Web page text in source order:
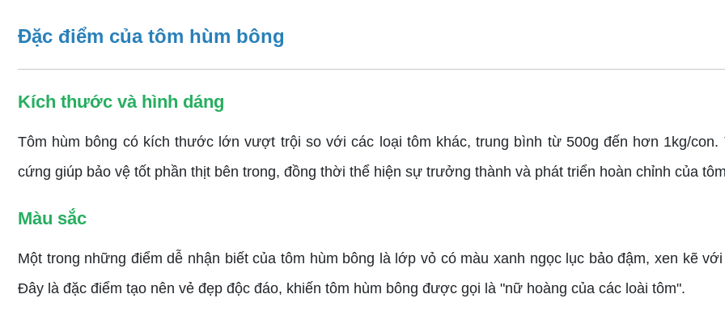
Đặc điểm của tôm hùm bông
Kích thước và hình dáng
Tôm hùm bông có kích thước lớn vượt trội so với các loại tôm khác, trung bình từ 500g đến hơn 1kg/
cứng giúp bảo vệ tốt phần thịt bên trong, đồng thời thể hiện sự trưởng thành và phát triển hoàn chỉnh của
Màu sắc
Một trong những điểm dễ nhận biết của tôm hùm bông là lớp vỏ có màu xanh ngọc lục bảo đậm, xen kẽ
Đây là đặc điểm tạo nên vẻ đẹp độc đáo, khiến tôm hùm bông được gọi là "nữ hoàng của các loài tôm".